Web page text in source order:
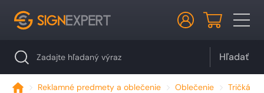
Hľadať
Reklamné predmety a oblečenie Oblečenie
Tričká